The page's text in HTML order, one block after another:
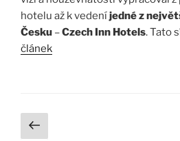
hotelu až k vedeníjedné z
Česku –Czech Inn Hotels. Tato
článek
Stránkování
Předchozí